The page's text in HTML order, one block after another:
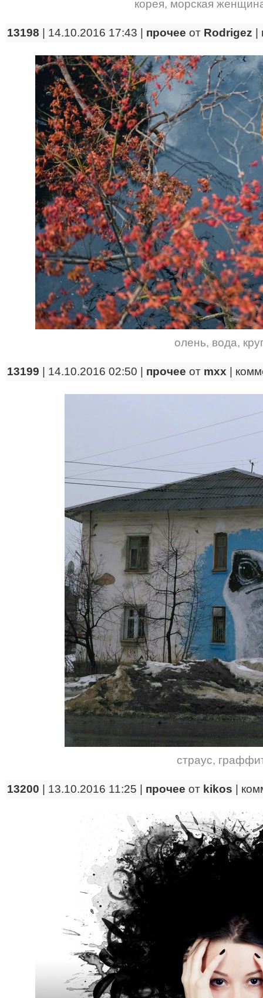
корея, морская
13198 | 14.10.2016 17:43 | прочее от Rodrigez
олень, вода,
13199 | 14.10.2016 02:50 | прочее от mxx
страус,
13200 | 13.10.2016 11:25 | прочее от kikos